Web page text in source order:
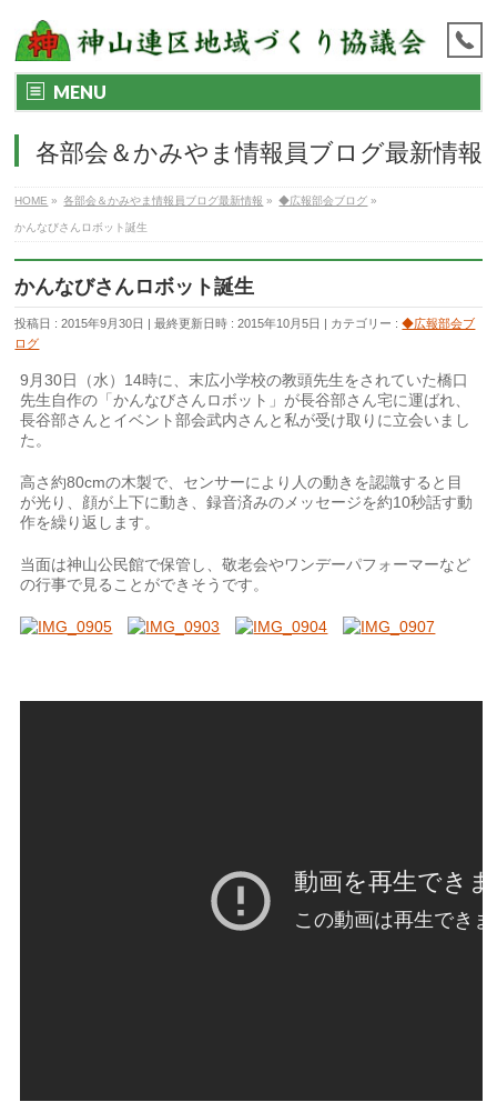
MENU
各部会＆かみやま情報員ブログ最新情報
HOME » 各部会＆かみやま情報員ブログ最新情報 » ◆広報部会ブログ »
かんなびさんロボット誕生
かんなびさんロボット誕生
投稿日 : 2015年9月30日 最終更新日時 : 2015年10月5日 カテゴリー :◆広報部会ブ
ログ
9月30日（水）14時に、末広小学校の教頭先生をされていた橋口
先生自作の「かんなびさんロボット」が長谷部さん宅に運ばれ、
長谷部さんとイベント部会武内さんと私が受け取りに立会いまし
た。
高さ約80cmの木製で、センサーにより人の動きを認識すると目
が光り、顔が上下に動き、録音済みのメッセージを約10秒話す動
作を繰り返します。
当面は神山公民館で保管し、敬老会やワンデーパフォーマーなど
の行事で見ることができそうです。